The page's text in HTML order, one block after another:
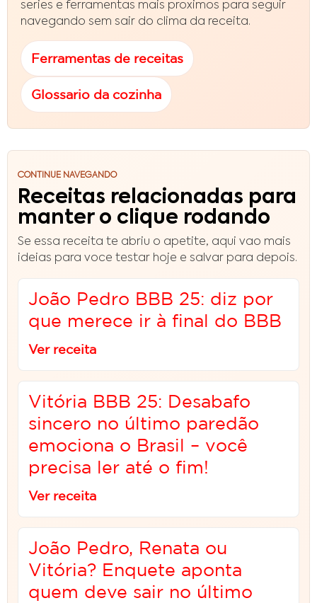
series e ferramentas mais proximos para seguir
navegando sem sair do clima da receita.
Ferramentas de receitas
Glossario da cozinha
CONTINUE NAVEGANDO
Receitas relacionadas para
manter o clique rodando
Se essa receita te abriu o apetite, aqui vao mais
ideias para voce testar hoje e salvar para depois.
João Pedro BBB 25: diz por
que merece ir à final do BBB
Ver receita
Vitória BBB 25: Desabafo
sincero no último paredão
emociona o Brasil – você
precisa ler até o fim!
Ver receita
João Pedro, Renata ou
Vitória? Enquete aponta
quem deve sair no último